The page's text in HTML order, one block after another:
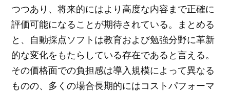
つつあり、将来的にはより高度な内容まで正確に
評価可能になることが期待されている。まとめる
と、自動採点ソフトは教育および勉強分野に革新
的な変化をもたらしている存在であると言える。
その価格面での負担感は導入規模によって異なる
ものの、多くの場合長期的にはコストパフォーマ